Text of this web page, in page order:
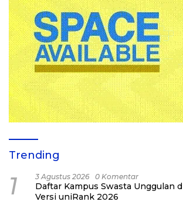
Trending
1 3 Agustus 2026 0 Komentar
Daftar Kampus Swasta Unggulan
Versi uniRank 2026